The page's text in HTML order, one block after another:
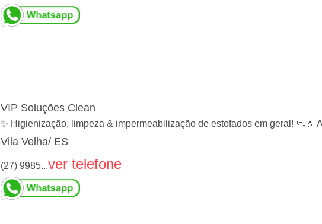
VIP Soluções Clean
✨ Higienização, limpeza & impermeabilização de estofados em geral! 🧼💧
Vila Velha/ ES
(27) 9985...ver telefone